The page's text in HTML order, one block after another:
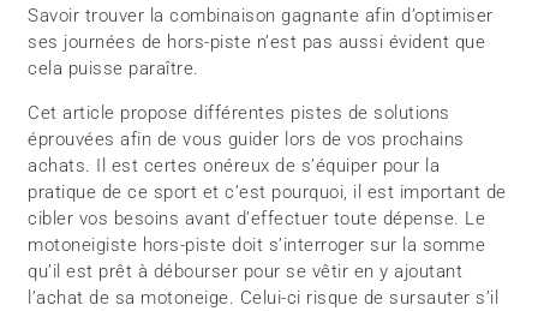
Savoir trouver la combinaison gagnante afin d’optimiser
ses journées de hors-piste n’est pas aussi évident que
cela puisse paraître.
Cet article propose différentes pistes de solutions
éprouvées afin de vous guider lors de vos prochains
achats. Il est certes onéreux de s’équiper pour la
pratique de ce sport et c’est pourquoi, il est important de
cibler vos besoins avant d’effectuer toute dépense. Le
motoneigiste hors-piste doit s’interroger sur la somme
qu’il est prêt à débourser pour se vêtir en y ajoutant
l’achat de sa motoneige. Celui-ci risque de sursauter s’il